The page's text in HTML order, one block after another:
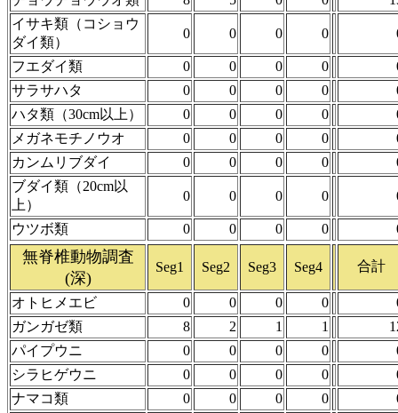
イサキ類（コショウ
ダイ類）
0 0 0 0
フエダイ類 0 0 0 0
サラサハタ
0 0 0 0
ハタ類（30cm以上）
0 0 0 0
メガネモチノウオ
0 0 0 0
カンムリブダイ
0 0 0 0
ブダイ類（20cm以
上）
0 0 0 0
ウツボ類 0 0 0 0
無脊椎動物調査
(深)
Seg1 Seg2 Seg3 Seg4 合計
オトヒメエビ 0 0 0 0
ガンガゼ類
8 2 1 1
パイプウニ
0 0 0 0
シラヒゲウニ
0 0 0 0
ナマコ類
0 0 0 0